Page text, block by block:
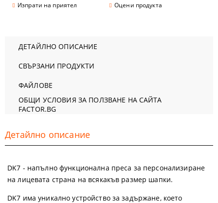
Изпрати на приятел Оцени продукта
ДЕТАЙЛНО ОПИСАНИЕ
СВЪРЗАНИ ПРОДУКТИ
ФАЙЛОВЕ
ОБЩИ УСЛОВИЯ ЗА ПОЛЗВАНЕ НА САЙТА
FACTOR.BG
Детайлно описание
DK7 - напълно функционална преса за персонализиране
на лицевата страна на всякакъв размер шапки.
DK7 има уникално устройство за задържане, което